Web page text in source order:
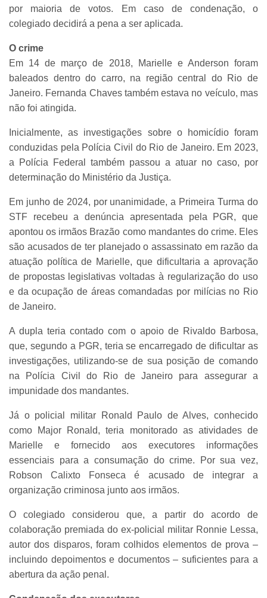
por maioria de votos. Em caso de condenação, o
colegiado decidirá a pena a ser aplicada.
O crime
Em 14 de março de 2018, Marielle e Anderson foram
baleados dentro do carro, na região central do Rio de
Janeiro. Fernanda Chaves também estava no veículo, mas
não foi atingida.
Inicialmente, as investigações sobre o homicídio foram
conduzidas pela Polícia Civil do Rio de Janeiro. Em 2023,
a Polícia Federal também passou a atuar no caso, por
determinação do Ministério da Justiça.
Em junho de 2024, por unanimidade, a Primeira Turma do
STF recebeu a denúncia apresentada pela PGR, que
apontou os irmãos Brazão como mandantes do crime. Eles
são acusados de ter planejado o assassinato em razão da
atuação política de Marielle, que dificultaria a aprovação
de propostas legislativas voltadas à regularização do uso
e da ocupação de áreas comandadas por milícias no Rio
de Janeiro.
A dupla teria contado com o apoio de Rivaldo Barbosa,
que, segundo a PGR, teria se encarregado de dificultar as
investigações, utilizando-se de sua posição de comando
na Polícia Civil do Rio de Janeiro para assegurar a
impunidade dos mandantes.
Já o policial militar Ronald Paulo de Alves, conhecido
como Major Ronald, teria monitorado as atividades de
Marielle e fornecido aos executores informações
essenciais para a consumação do crime. Por sua vez,
Robson Calixto Fonseca é acusado de integrar a
organização criminosa junto aos irmãos.
O colegiado considerou que, a partir do acordo de
colaboração premiada do ex-policial militar Ronnie Lessa,
autor dos disparos, foram colhidos elementos de prova –
incluindo depoimentos e documentos – suficientes para a
abertura da ação penal.